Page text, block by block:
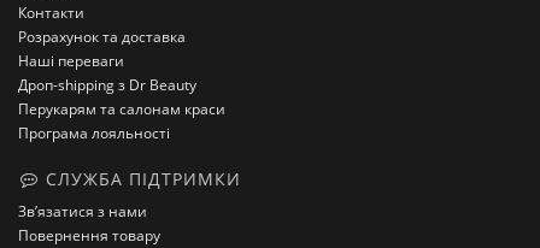
Контакти
Розрахунок та доставка
Наші переваги
Дроп-shipping з Dr Beauty
Перукарям та салонам краси
Програма лояльності
СЛУЖБА ПІДТРИМКИ
Зв’язатися з нами
Повернення товару